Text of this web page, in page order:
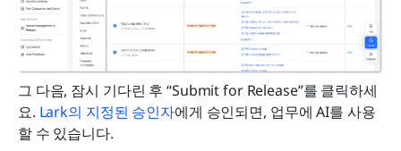
그 다음, 잠시 기다린 후 “Submit for Release”를 클릭하세
요. Lark의 지정된 승인자에게 승인되면, 업무에 AI를 사용
할 수 있습니다.